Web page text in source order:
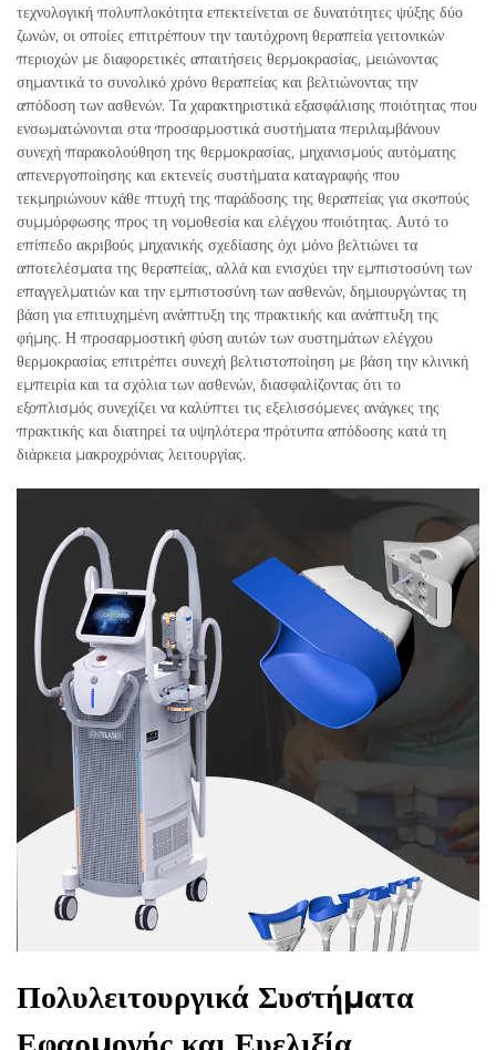
τεχνολογική πολυπλοκότητα επεκτείνεται σε δυνατότητες ψύξης δύο
ζωνών, οι οποίες επιτρέπουν την ταυτόχρονη θεραπεία γειτονικών
περιοχών με διαφορετικές απαιτήσεις θερμοκρασίας, μειώνοντας
σημαντικά το συνολικό χρόνο θεραπείας και βελτιώνοντας την
απόδοση των ασθενών. Τα χαρακτηριστικά εξασφάλισης ποιότητας που
ενσωματώνονται στα προσαρμοστικά συστήματα περιλαμβάνουν
συνεχή παρακολούθηση της θερμοκρασίας, μηχανισμούς αυτόματης
απενεργοποίησης και εκτενείς συστήματα καταγραφής που
τεκμηριώνουν κάθε πτυχή της παράδοσης της θεραπείας για σκοπούς
συμμόρφωσης προς τη νομοθεσία και ελέγχου ποιότητας. Αυτό το
επίπεδο ακριβούς μηχανικής σχεδίασης όχι μόνο βελτιώνει τα
αποτελέσματα της θεραπείας, αλλά και ενισχύει την εμπιστοσύνη των
επαγγελματιών και την εμπιστοσύνη των ασθενών, δημιουργώντας τη
βάση για επιτυχημένη ανάπτυξη της πρακτικής και ανάπτυξη της
φήμης. Η προσαρμοστική φύση αυτών των συστημάτων ελέγχου
θερμοκρασίας επιτρέπει συνεχή βελτιστοποίηση με βάση την κλινική
εμπειρία και τα σχόλια των ασθενών, διασφαλίζοντας ότι το
εξοπλισμός συνεχίζει να καλύπτει τις εξελισσόμενες ανάγκες της
πρακτικής και διατηρεί τα υψηλότερα πρότυπα απόδοσης κατά τη
διάρκεια μακροχρόνιας λειτουργίας.
Πολυλειτουργικά Συστήματα